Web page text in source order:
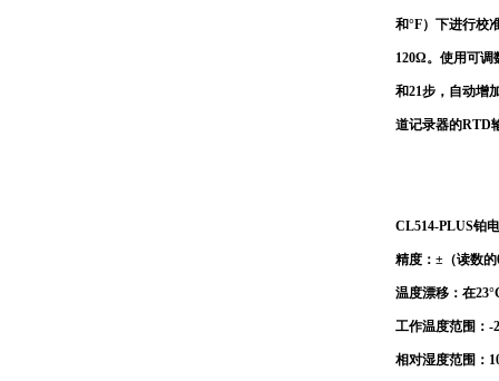
和°F）下进行校
120Ω。使用可调
和21步，自动增
道记录器的RTD
CL514-PLUS铂
精度：±（读数
温度漂移：在
工作温度范围：-
相对湿度范围：